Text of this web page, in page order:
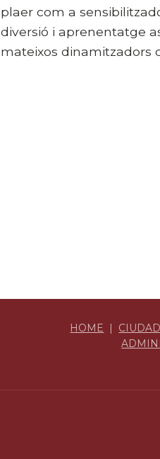
plaer com a
diversió i aprenentatge
mateixos dinamitzadors
HOME |